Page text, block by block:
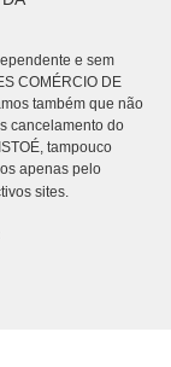
e sem
COMÉRCIO DE
também que não
cancelamento do
tampouco
apenas pelo
sites.